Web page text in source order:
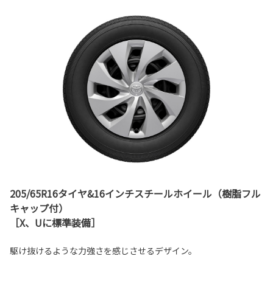
205/65R16タイヤ&16インチスチールホイール（樹脂フル
キャップ付）
［X、Uに標準装備］
駆け抜けるような力強さを感じさせるデザイン。